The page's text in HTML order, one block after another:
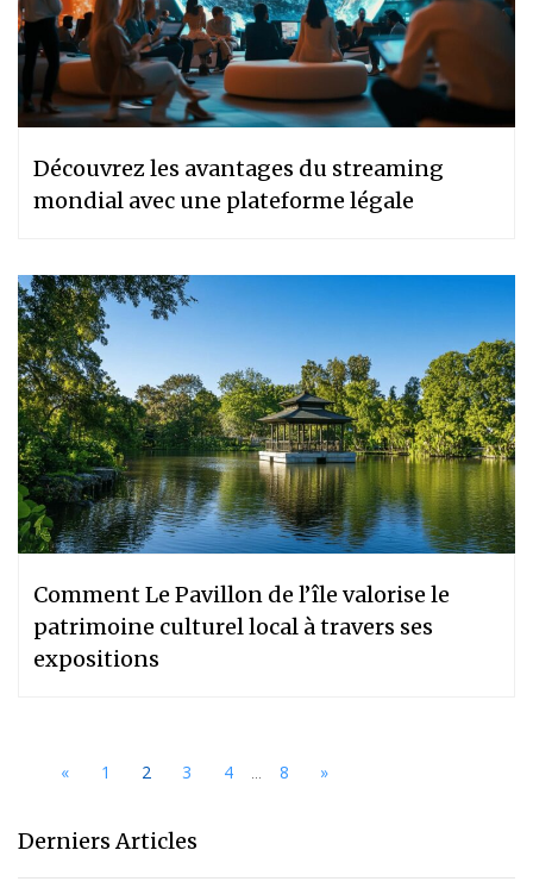
Découvrez les avantages du streaming
mondial avec une plateforme légale
Comment Le Pavillon de l’île valorise le
patrimoine culturel local à travers ses
expositions
« 1 2 3 4 ... 8 »
Derniers Articles